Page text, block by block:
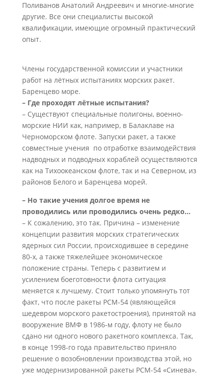
Поливанов Анатолий Андреевич и многие-многие
другие. Все они специалисты высокой
квалификации, имеющие огромный практический
опыт.
Члены государственной комиссии и участники
работ на лётных испытаниях морских ракет.
Баренцево море.
– Где проходят лётные испытания?
– Существуют специальные полигоны, военно-
морские НИИ как, например, в Балаклаве на
Черноморском флоте. Запуски ракет, а также
совместные учения по отработке взаимодействия
надводных и подводных кораблей осуществляются
как на Тихоокеанском флоте, так и на Северном, из
районов Белого и Баренцева морей.
– Но такие учения долгое время не
проводились или проводились очень редко...
– К сожалению, это так. Причина – изменение
концепции развития морских стратегических
ядерных сил России, происходившее в середине
80-х, а также тяжелейшее экономическое
положение страны. Теперь с развитием и
усилением боеготовности флота ситуация
меняется к лучшему. Стоит только упомянуть тот
факт, что после ракеты РСМ-54 (являющейся
шедевром морского ракетостроения), принятой на
вооружение ВМФ в 1986-м году, флоту не было
сдано ни одного нового ракетного комплекса. Так,
в конце 1998-го года правительство приняло
решение о возобновлении производства этой, но
уже модернизированной ракеты РСМ-54 «Синева».